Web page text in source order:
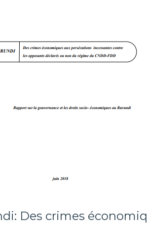
Des crimes